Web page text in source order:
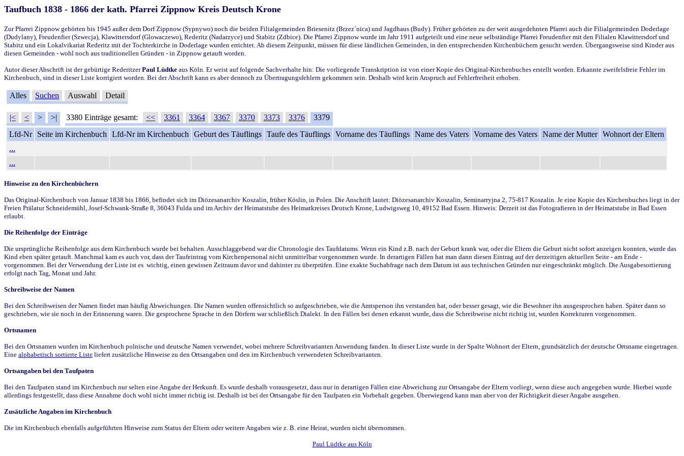
Taufbuch 1838 - 1866 der kath. Pfarrei Zippnow Kreis Deutsch Krone
Zur Pfarrei Zippnow gehörten bis 1945 außer dem Dorf Zippnow (Sypnywo) noch die beiden Filialgemeinden Briesenitz (Brzez`nica) und Jagdhaus (Budy). Früher gehörten zu der weit ausgedehnten Pfarrei auch die Filialgemeinden Doderlage
(Dudylany), Freudenfier (Szwecja), Klawittersdorf (Glowaczewo), Rederitz (Nadarzyce) und Stabitz (Zdbice). Die Pfarrei Zippnow wurde im Jahr 1911 aufgeteilt und eine neue selbständige Pfarrei Freudenfier mit den Filialen Klawittersdorf und
Stabitz und ein Lokalvikariat Rederitz mit der Tochterkirche in Doderlage wurden errichtet. Ab diesem Zeitpunkt, müssen für diese ländlichen Gemeinden, in den entsprechenden Kirchenbüchern gesucht werden. Übergangsweise sind Kinder aus
diesen Gemeinden - wohl noch aus traditionellen Gründen - in Zippnow getauft worden.
Autor dieser Abschrift ist der gebürtige RederitzerPaul Lüdtke aus Köln. Er weist auf folgende Sachverhalte hin: Die vorliegende Transkription ist von einer Kopie des Original-Kirchenbuches erstellt worden. Erkannte zweifelsfreie Fehler im
Kirchenbuch, sind in dieser Liste korrigiert worden. Bei der Abschrift kann es aber dennoch zu Übertragungsfehlern gekommen sein. Deshalb wird kein Anspruch auf Fehlerfreiheit erhoben.
Alles Suchen Auswahl Detail
|< < > >| 3380 Einträge gesamt: << 3361 3364 3367 3370 3373 3376
3379
Lfd-Nr
Seite im Kirchenbuch Lfd-Nr im Kirchenbuch Geburt des Täuflings Taufe des Täuflings Vorname des Täuflings Name des Vaters Vorname des Vaters Name der Mutter Wohnort der Eltern
...
...
Hinweise zu den Kirchenbüchern
Das Original-Kirchenbuch von Januar 1838 bis 1866, befindet sich im Diözesanarchiv Koszalin, früher Köslin, in Polen. Die Anschrift lautet: Diözesanarchiv Koszalin, Seminarryjna 2, 75-817 Koszalin. Je eine Kopie des Kirchenbuches liegt in der
Freien Prälatur Schneidemühl, Josef-Schwank-Straße 8, 36043 Fulda und im Archiv der Heimatstube des Heimatkreises Deutsch Krone, Ludwigsweg 10, 49152 Bad Essen. Hinweis: Derzeit ist das Fotografieren in der Heimatstube in Bad Essen
erlaubt.
Die Reihenfolge der Einträge
Die ursprüngliche Reihenfolge aus dem Kirchenbuch wurde bei behalten. Ausschlaggebend war die Chronologie des Taufdatums. Wenn ein Kind z.B. nach der Geburt krank war, oder die Eltern die Geburt nicht sofort anzeigen konnten, wurde das
Kind eben später getauft. Manchmal kam es auch vor, dass der Taufeintrag vom Kirchenpersonal nicht unmittelbar vorgenommen wurde. In derartigen Fällen hat man dann diesen Eintrag auf der derzeitigen aktuellen Seite - am Ende -
vorgenommen. Bei der Verwendung der Liste ist es wichtig, einen gewissen Zeitraum davor und dahinter zu überprüfen. Eine exakte Suchabfrage nach dem Datum ist aus technischen Gründen nur eingeschränkt möglich. Die Ausgabesortierung
erfolgt nach Tag, Monat und Jahr.
Schreibweise der Namen
Bei den Schreibweisen der Namen findet man häufig Abweichungen. Die Namen wurden offensichtlich so aufgeschrieben, wie die Amtsperson ihn verstanden hat, oder besser gesagt, wie die Bewohner ihn ausgesprochen haben. Später dann so
geschrieben, wie sie noch in der Erinnerung waren. Die gesprochene Sprache in den Dörfern war schließlich Dialekt. In den Fällen bei denen erkannt wurde, dass die Schreibweise nicht richtig ist, wurden Korrekturen vorgenommen.
Ortsnamen
Bei den Ortsnamen wurden im Kirchenbuch polnische und deutsche Namen verwendet, wobei mehrere Schreibvarianten Anwendung fanden. In dieser Liste wurde in der Spalte Wohnort der Eltern, grundsätzlich der deutsche Ortsname eingetragen.
Eine alphabetisch sortierte Liste liefert zusätzliche Hinweise zu den Ortsangaben und den im Kirchenbuch verwendeten Schreibvarianten.
Ortsangaben bei den Taufpaten
Bei den Taufpaten stand im Kirchenbuch nur selten eine Angabe der Herkunft. Es wurde deshalb vorausgesetzt, dass nur in derartigen Fällen eine Abweichung zur Ortsangabe der Eltern vorliegt, wenn diese auch angegeben wurde. Hierbei wurde
allerdings festgestellt, dass diese Annahme doch wohl nicht immer richtig ist. Deshalb ist bei der Ortsangabe für den Taufpaten ein Vorbehalt gegeben. Überwiegend kann man aber von der Richtigkeit dieser Angabe ausgehen.
Zusätzliche Angaben im Kirchenbuch
Die im Kirchenbuch ebenfalls aufgeführten Hinweise zum Status der Eltern oder weitere Angaben wie z. B. eine Heirat, wurden nicht übernommen.
Paul Lüdtke aus Köln